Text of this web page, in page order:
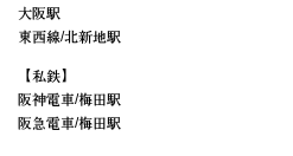
大阪駅
東西線/北新地駅
【私鉄】
阪神電車/梅田駅
阪急電車/梅田駅